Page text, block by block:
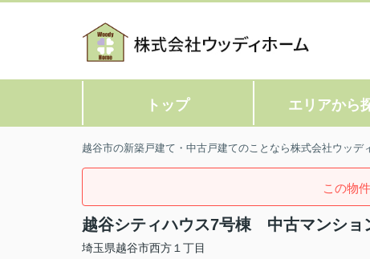
トップ エリアから
越谷市の新築戸建て・中古戸建てのことなら株式会社ウッデ
この物
越谷シティハウス7号棟 中古マンショ
埼玉県越谷市西方 １丁目